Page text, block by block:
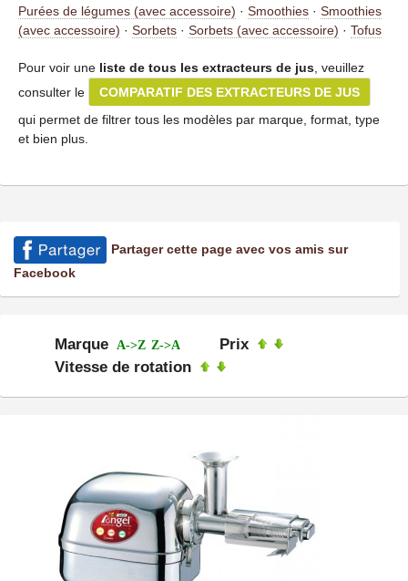
Purées de légumes (avec accessoire) · Smoothies · Smoothies
(avec accessoire) · Sorbets · Sorbets (avec accessoire) · Tofus
Pour voir une liste de tous les extracteurs de jus , veuillez
consulter le
COMPARATIF DES EXTRACTEURS DE JUS
qui permet de filtrer tous les modèles par marque, format, type
et bien plus.
Partager cette page avec vos amis sur
Facebook
Marque A->Z Z->A
Prix
Vitesse de rotation